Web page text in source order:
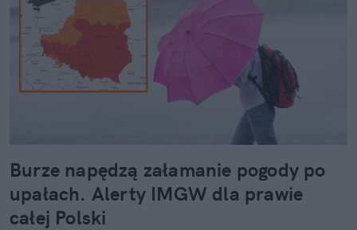
Burze napędzą załamanie pogody po
upałach. Alerty IMGW dla prawie
całej Polski